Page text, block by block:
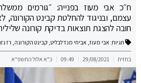
ח״כ אבי מעוז בפנייה: ״גורמים
עצמם, ובניגוד להחלטת קבינט הקורונה,
חובה להצגת תוצאות בדיקת קורונה
תגיות: אבי מעוז, אביחי מנדלבליט, קבינט הקורונה, רז
בחזית 29/08/2021
09:49 כ"א אלול התשפ"א